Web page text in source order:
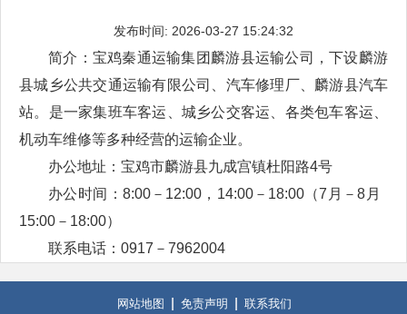
发布时间: 2026-03-27 15:24:32
简介：宝鸡秦通运输集团麟游县运输公司，下设麟游
县城乡公共交通运输有限公司、汽车修理厂、麟游县汽车
站。是一家集班车客运、城乡公交客运、各类包车客运、
机动车维修等多种经营的运输企业。
办公地址：宝鸡市麟游县九成宫镇杜阳路4号
办公时间：8:00－12:00， 14:00－18:00（7月－8月
15:00－18:00）
联系电话：0917－7962004
网站地图 免责声明 联系我们